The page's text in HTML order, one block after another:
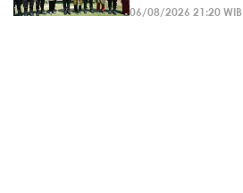
06/08/2026 21:20 WIB